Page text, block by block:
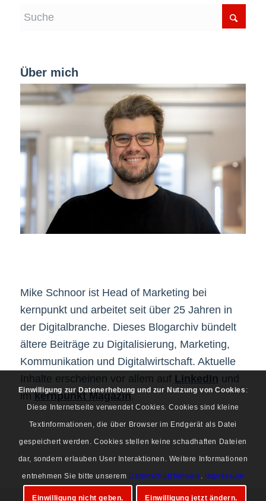
Über mich
Mike Schnoor ist Head of Marketing bei
kernpunkt und arbeitet seit über 25 Jahren in
der Digitalbranche. Dieses Blogarchiv bündelt
ältere Beiträge zu Digitalisierung, Marketing,
Kommunikation und Digitalwirtschaft. Aktuelle
Inhalte erscheinen vor allem auf LinkedIn und
imkernpunkt Magazin.
Einwilligung zur Datenerhebung und zur Nutzung von Cookies :
Diese Internetseite verwendet Cookies. Cookies sind kleine
Textinformationen, die über Browser im Endgerät als Datei
gespeichert werden. Cookies stellen keine schadhaften Dateien
dar, sondern erlauben User Interaktionen. Weitere Informationen
entnehmen Sie bitte unserem Datenschutzhinweis. Impressum
Einwilligung nicht geben. Einwilligung jetzt ändern.